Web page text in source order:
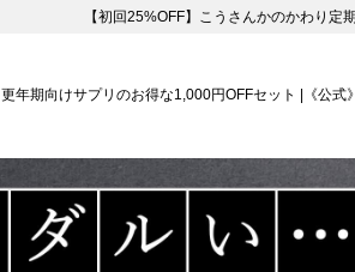
【初回25%OFF】こうさんかのかわり定
更年期向けサプリのお得な1,000円OFFセット |《公式